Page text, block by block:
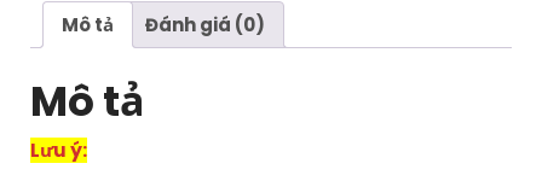
số
Mô tả Đánh giá (0)
Mô tả
Lưu ý: